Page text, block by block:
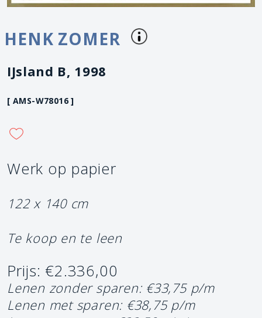
HENK ZOMER
IJsland B, 1998
[ AMS-W78016 ]
Werk op papier
122 x 140 cm
Te koop en te leen
Prijs: €2.336,00
Lenen zonder sparen: €33,75 p/m
Lenen met sparen: €38,75 p/m